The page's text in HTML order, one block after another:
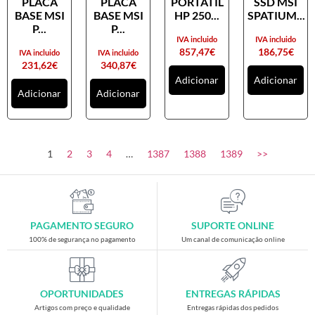
Placas gráficas
SAIS
Ventoínhas
Computadores
All-in-One
Gaming
Acessórios gaming
Cadeiras gaming
Merchandising
BASE MSI
P...
231,62€
IVA incluido
Adicionar
BASE MSI
P...
340,87€
IVA incluido
Adicionar
HP 250...
857,47€
IVA incluido
Adicionar
SPATIUM...
186,75€
IVA incluido
Adicionar
1 2 3 4 … 1387 1388 1389 >>
PAGAMENTO SEGURO
100% de segurança no pagamento
SUPORTE ONLINE
Um canal de comunicação online
OPORTUNIDADES
Artigos com preço e qualidade
ENTREGAS RÁPIDAS
Entregas rápidas dos pedidos